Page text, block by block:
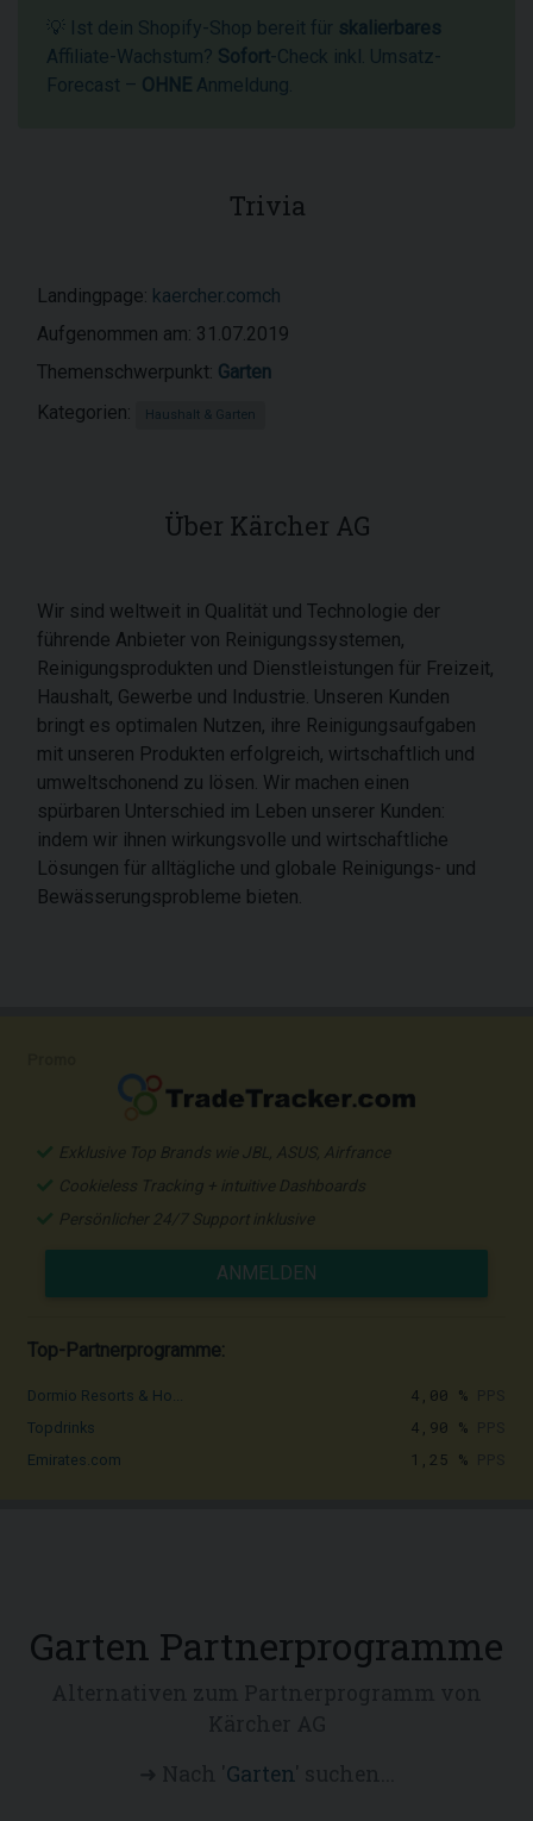
💡 Ist dein Shopify-Shop bereit für skalierbares
Affiliate-Wachstum? Sofort-Check inkl. Umsatz-
Forecast – OHNE Anmeldung.
Trivia
Landingpage: kaercher.comch
Aufgenommen am: 31.07.2019
Themenschwerpunkt: Garten
Kategorien:
Haushalt & Garten
Über Kärcher AG
Wir sind weltweit in Qualität und Technologie der
führende Anbieter von Reinigungssystemen,
Reinigungsprodukten und Dienstleistungen für Freizeit,
Haushalt, Gewerbe und Industrie. Unseren Kunden
bringt es optimalen Nutzen, ihre Reinigungsaufgaben
mit unseren Produkten erfolgreich, wirtschaftlich und
umweltschonend zu lösen. Wir machen einen
spürbaren Unterschied im Leben unserer Kunden:
indem wir ihnen wirkungsvolle und wirtschaftliche
Lösungen für alltägliche und globale Reinigungs- und
Bewässerungsprobleme bieten.
Exklusive Top Brands wie JBL, ASUS, Airfrance
Cookieless Tracking + intuitive Dashboards
Persönlicher 24/7 Support inklusive
ANMELDEN
Top-Partnerprogramme:
Dormio Resorts & Ho... 4,00 %
Topdrinks 4,90 %
Emirates.com 1,25 %
Garten Partnerprogramme
Garten' suchen...